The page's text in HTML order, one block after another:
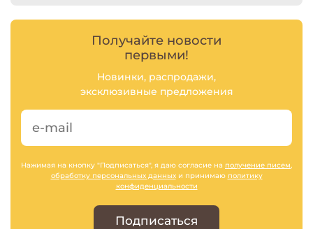
Получайте новости
первыми!
Новинки, распродажи,
эксклюзивные предложения
Нажимая на кнопку "Подписаться", я даю согласие на получение писем,
обработку персональных данныхи принимаю политику
конфиденциальности
Подписаться